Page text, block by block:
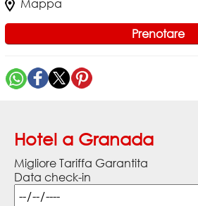
Mappa
Prenotare
Hotel a Granada
Migliore Tariffa Garantita
Data check-in